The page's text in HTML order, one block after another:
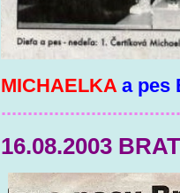
MICHAELKA a pes
16.08.2003